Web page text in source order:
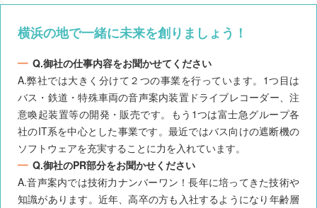
横浜の地で一緒に未来を創りましょう！
Q.御社の仕事内容をお聞かせてください
A.弊社では大きく分けて２つの事業を行っています。1つ目は
バス・鉄道・特殊車両の音声案内装置ドライブレコーダー、注
意喚起装置等の開発・販売です。もう1つは富士急グループ各
社のIT系を中心とした事業です。最近ではバス向けの遮断機の
ソフトウェアを充実することに力を入れています。
Q.御社のPR部分をお聞かせください
A.音声案内では技術力ナンバーワン！長年に培ってきた技術や
知識があります。近年、高卒の方も入社するようになり年齢層